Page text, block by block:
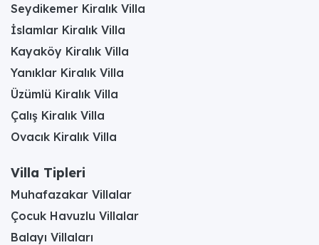
Seydikemer Kiralık Villa
İslamlar Kiralık Villa
Kayaköy Kiralık Villa
Yanıklar Kiralık Villa
Üzümlü Kiralık Villa
Çalış Kiralık Villa
Ovacık Kiralık Villa
Villa Tipleri
Muhafazakar Villalar
Çocuk Havuzlu Villalar
Balayı Villaları